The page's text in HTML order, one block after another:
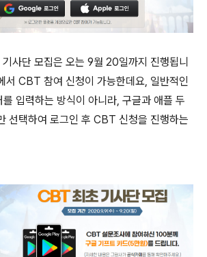
사단 모집은 오는 9월 20일까지 진행됩니
서 CBT 참여 신청이 가능한데요, 일반적인
입력하는 방식이 아니라, 구글과 애플 두
선택하여 로그인 후 CBT 신청을 진행하는